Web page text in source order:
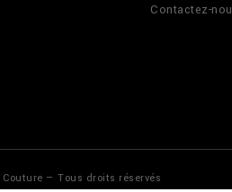
Contactez-
— Tous droits réservés